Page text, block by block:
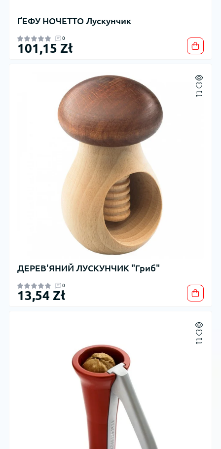
ҐЕФУ НОЧЕТТО Лускунчик
0
101,15 Zł
ДЕРЕВ'ЯНИЙ ЛУСКУНЧИК "Гриб"
0
13,54 Zł